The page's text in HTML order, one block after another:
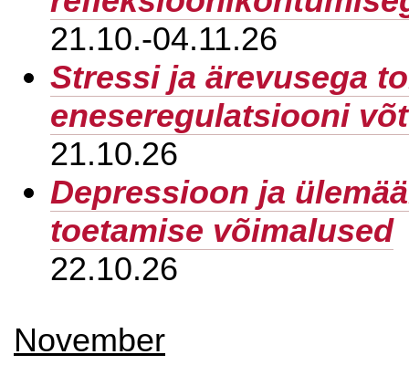
21.10.-04.11.26
Stressi ja ärevusega
eneseregulatsiooni
21.10.26
Depressioon ja
toetamise võimalused
22.10.26
November